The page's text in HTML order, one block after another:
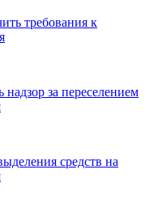
требования к
за переселением
средств на